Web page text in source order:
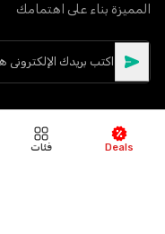
المميزة بناء على اهتمامك
Deals فئات